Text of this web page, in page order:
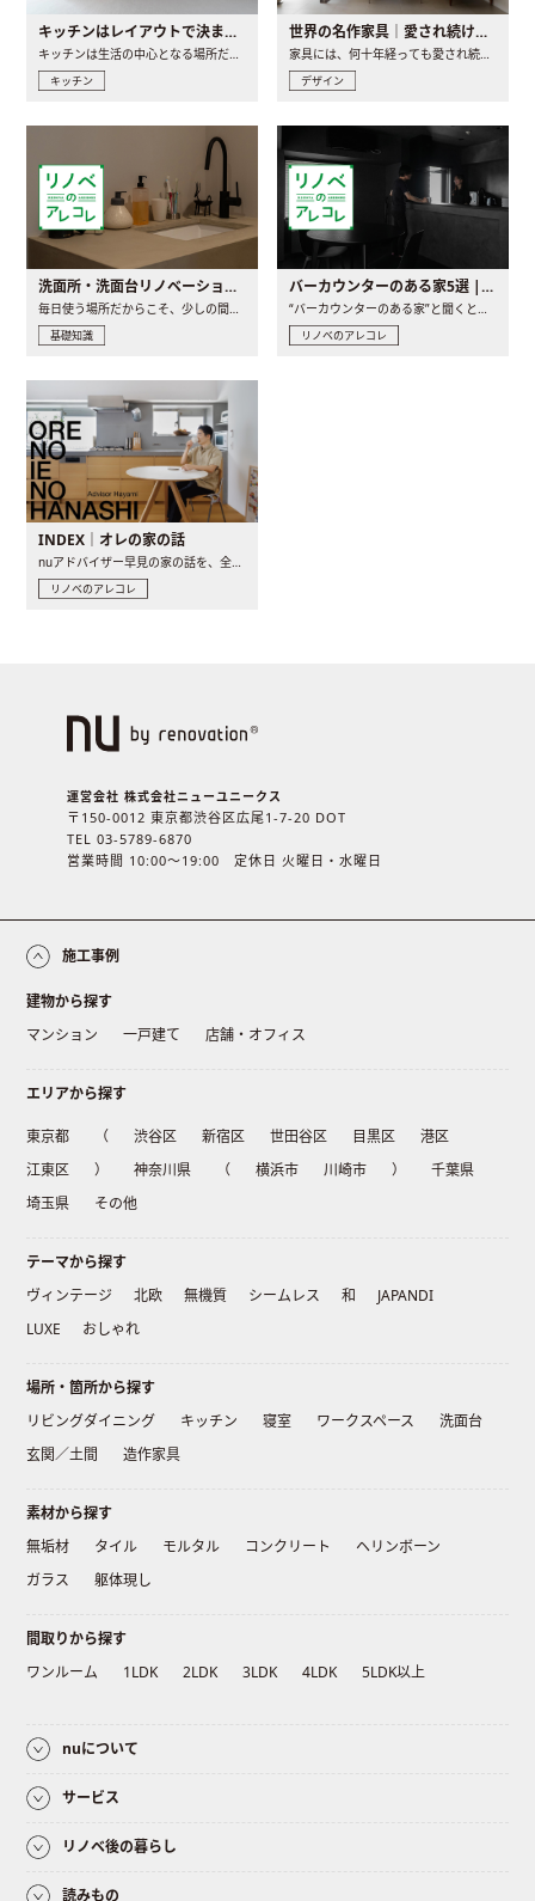
キッチンはレイアウトで決まる。後悔しないための考え方と選び方
キッチンは生活の中心となる場所だからこそ、家の中のどこに置..
キッチン
世界の名作家具｜愛され続ける理由と一生モノとの出会い方
家具には、何十年経っても愛され続ける「名作」と呼ばれるもの..
デザイン
洗面所・洗面台リノベーションの事例と間取りアイデア
基礎知識
バーカウンターのある家5選 | 日常に馴染む“距離の近い”キッチンとは
リノベのアレコレ
INDEX｜オレの家の話
nuアドバイザー早見の家の話を、全4話でお届け。リノベーションを..
リノベのアレコレ
運営会社 株式会社ニューユニークス
〒150-0012 東京都渋谷区広尾1-7-20 DOT
TEL 03-5789-6870
営業時間 10:00〜19:00 定休日 火曜日・水曜日
施工事例
建物から探す
マンション
一戸建て 店舗・オフィス
エリアから探す
東京都 （ 渋谷区 新宿区 世田谷区 目黒区
港区
江東区
） 神奈川県 （ 横浜市 川崎市 ）
千葉県
埼玉県
その他
テーマから探す
ヴィンテージ
北欧 無機質 シームレス 和
JAPANDI
LUXE
おしゃれ
場所・箇所から探す
リビングダイニング
キッチン 寝室 ワークスペース
洗面台
玄関／土間
造作家具
素材から探す
無垢材
タイル モルタル コンクリート
ヘリンボーン
ガラス
躯体現し
間取りから探す
ワンルーム
1LDK 2LDK 3LDK 4LDK 5LDK以上
nuについて
サービス
リノベ後の暮らし
読みもの